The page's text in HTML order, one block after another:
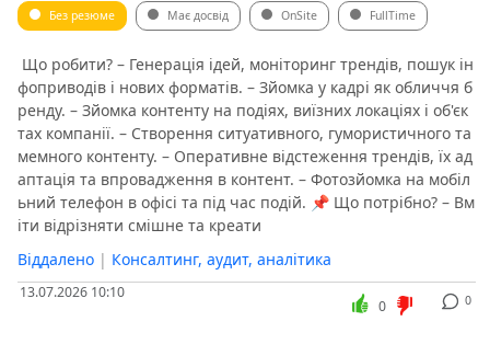
Без резюме Має досвід OnSite FullTime
️ Що робити? – Генерація ідей, моніторинг трендів, пошук ін
фоприводів і нових форматів. – Зйомка у кадрі як обличчя б
ренду. – Зйомка контенту на подіях, виїзних локаціях і об'єк
тах компанії. – Створення ситуативного, гумористичного та
мемного контенту. – Оперативне відстеження трендів, їх ад
аптація та впровадження в контент. – Фотозйомка на мобіл
ьний телефон в офісі та під час подій. 📌 Що потрібно? – Вм
іти відрізняти смішне та креати
Віддалено | Консалтинг, аудит, аналітика
13.07.2026 10:10 0
0